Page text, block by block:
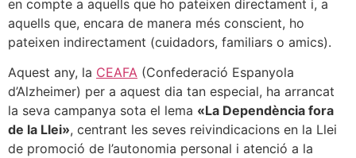
en compte a aquells que ho pateixen directament i, a
aquells que, encara de manera més conscient, ho
pateixen indirectament (cuidadors, familiars o amics).
Aquest any, la CEAFA (Confederació Espanyola
d’Alzheimer) per a aquest dia tan especial, ha arrancat
la seva campanya sota el lema «La Dependència fora
de la Llei», centrant les seves reivindicacions en la Llei
de promoció de l’autonomia personal i atenció a la